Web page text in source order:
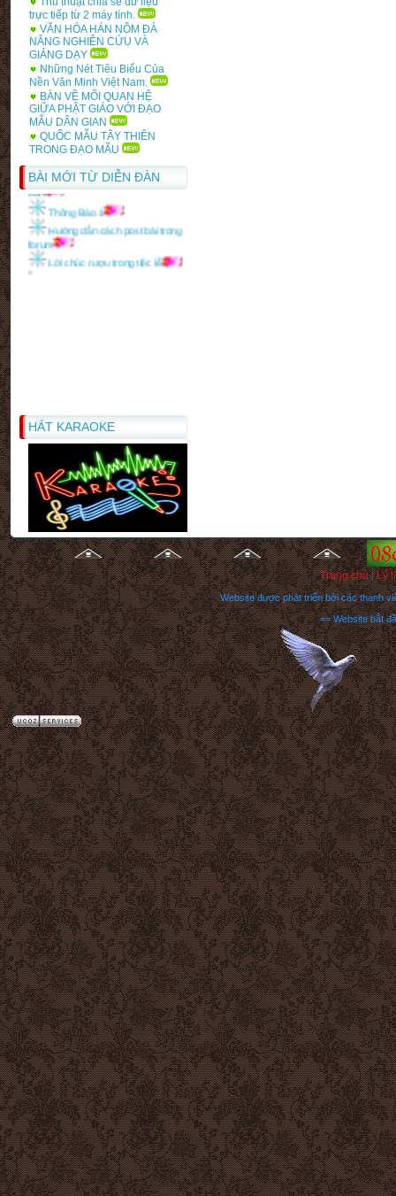
trực tiếp từ 2 máy tính.
VĂN HÓA HÁN NÔM ĐÀ
NẴNG NGHIÊN CỨU VÀ
GIẢNG DẠY
Những Nét Tiêu Biểu Của
Nền Văn Minh Việt Nam.
BÀN VỀ MỐI QUAN HỆ
GIỮA PHẬT GIÁO VỚI ĐẠO
MẪU DÂN GIAN
QUỐC MẪU TÂY THIÊN
TRONG ĐẠO MẪU
BÀI MỚI TỪ DIỄN ĐÀN
Tặng các bạn Nữ nhân ngày 20
Thông Báo tuyển Quản trị Diễn
đàn
Thông Báo 1
Hướng dẫn cách post bài trong
forum
Lời chúc rượu trong tiệc lễ
"
HÁT KARAOKE
Trang chủ|Lý
Website được phát triển bởi các thành
== Website bắt